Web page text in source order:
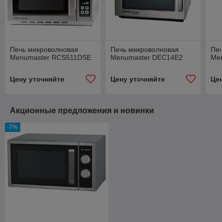
Печь микроволновая
Menumaster RCS511DSE
Цену уточняйте
Печь микроволновая
Menumaster DEC14E2
Цену уточняйте
Акционные предложения и новинки
-7%